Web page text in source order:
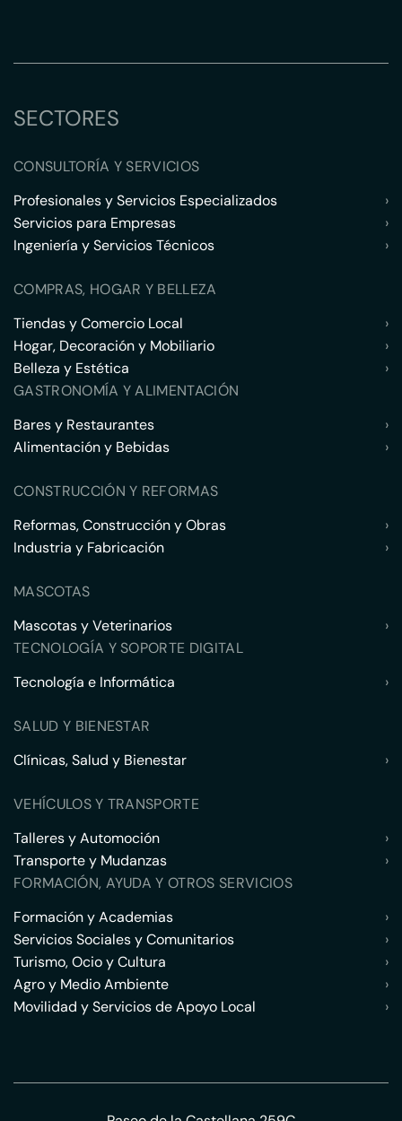
SECTORES
CONSULTORÍA Y SERVICIOS
Profesionales y Servicios Especializados
›
Servicios para Empresas
›
Ingeniería y Servicios Técnicos
›
COMPRAS, HOGAR Y BELLEZA
Tiendas y Comercio Local
›
Hogar, Decoración y Mobiliario
›
Belleza y Estética
›
GASTRONOMÍA Y ALIMENTACIÓN
Bares y Restaurantes
›
Alimentación y Bebidas
›
CONSTRUCCIÓN Y REFORMAS
Reformas, Construcción y Obras
›
Industria y Fabricación
›
MASCOTAS
Mascotas y Veterinarios
›
TECNOLOGÍA Y SOPORTE DIGITAL
Tecnología e Informática
›
SALUD Y BIENESTAR
Clínicas, Salud y Bienestar
›
VEHÍCULOS Y TRANSPORTE
Talleres y Automoción
›
Transporte y Mudanzas
›
FORMACIÓN, AYUDA Y OTROS SERVICIOS
Formación y Academias
›
Servicios Sociales y Comunitarios
›
Turismo, Ocio y Cultura
›
Agro y Medio Ambiente
›
Movilidad y Servicios de Apoyo Local
›